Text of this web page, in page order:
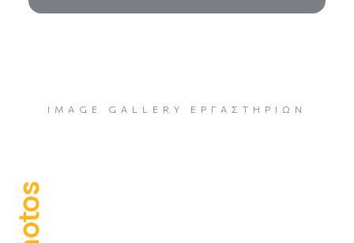
IMAGE GALLERY ΕΡΓΑΣΤΗΡΊΩΝ